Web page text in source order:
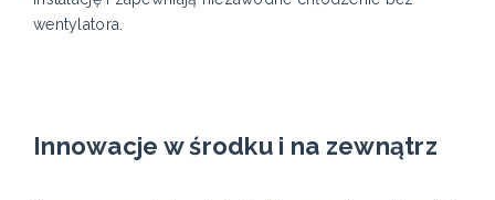
wentylatora.
Innowacje w środku i na zewnątrz